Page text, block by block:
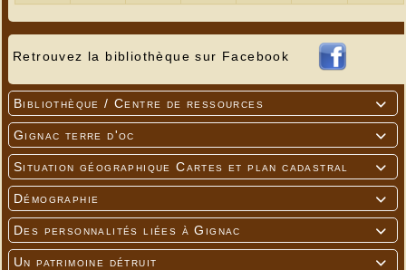
Retrouvez la bibliothèque sur Facebook

Bibliothèque / Centre de ressources

Gignac terre d'oc

Situation géographique Cartes et plan cadastral

Démographie

Des personnalités liées à Gignac

Un patrimoine détruit
---